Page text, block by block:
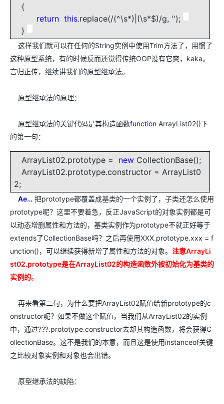
{
return this.replace(/(^\s*)|(\s*$)/g, '');
}
这样我们就可以在任何的String实例中使用Trim方法了，用惯了
这种原型系统，有的时候反而还觉得传统OOP没有它爽，kaka。
言归正传，继续讲我们的原型继承法。
原型继承法的原理：
原型继承法的关键代码是其构造函数function ArrayList02()下
的第一句：
ArrayList02.prototype = new CollectionBase();
ArrayList02.prototype.constructor = ArrayList0
2;
Ae… 把prototype都覆盖成基类的一个实例了，子类还怎么使用
prototype呢？这里不要着急，反正JavaScript的对象实例都是可
以动态增删属性和方法的，基类实例作为prototype不就正好等于
extends了CollectionBase吗？之后再使用XXX.prototype.xxx = f
unction()，可以继续获得新增了属性和方法的对象。 注意ArrayLi
st02.prototype是在ArrayList02的构造函数外被初始化为基类的
实例的。
再来看第二句，为什么要把ArrayList02赋值给新prototype的c
onstructor呢？如果不做这个赋值，当我们从ArrayList02的实例
中，通过???.prototype.constructor去却其构造函数，将会获得C
ollectionBase。这不是我们的本意，而且这是使用instanceof关键
之比较对象实例和对象也会出错。
原型继承法的缺陷：